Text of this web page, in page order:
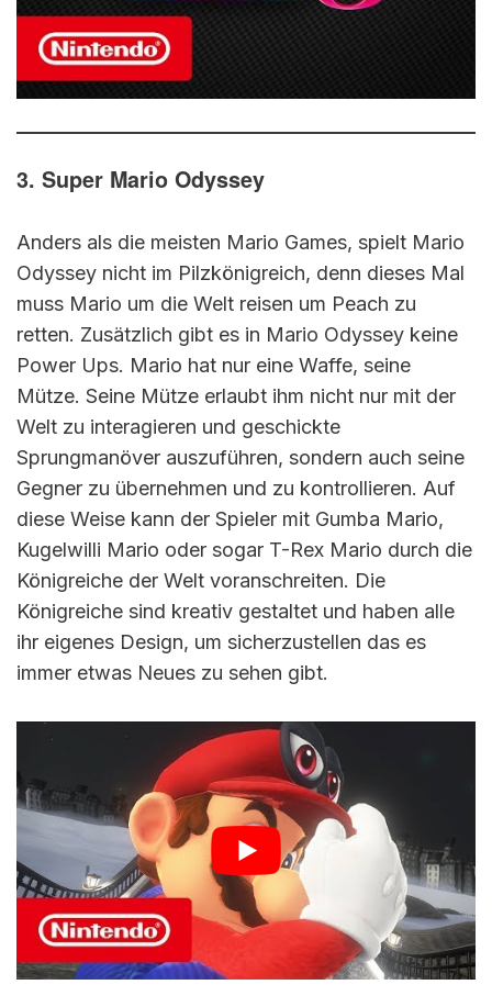
3. Super Mario Odyssey
Anders als die meisten Mario Games, spielt Mario
Odyssey nicht im Pilzkönigreich, denn dieses Mal
muss Mario um die Welt reisen um Peach zu
retten. Zusätzlich gibt es in Mario Odyssey keine
Power Ups. Mario hat nur eine Waffe, seine
Mütze. Seine Mütze erlaubt ihm nicht nur mit der
Welt zu interagieren und geschickte
Sprungmanöver auszuführen, sondern auch seine
Gegner zu übernehmen und zu kontrollieren. Auf
diese Weise kann der Spieler mit Gumba Mario,
Kugelwilli Mario oder sogar T-Rex Mario durch die
Königreiche der Welt voranschreiten. Die
Königreiche sind kreativ gestaltet und haben alle
ihr eigenes Design, um sicherzustellen das es
immer etwas Neues zu sehen gibt.